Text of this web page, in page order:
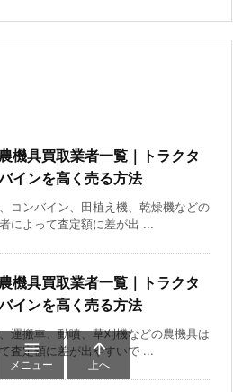
機具買取業者一覧｜トラクタ
インを高く売る方法
コンバイン、田植え機、乾燥機などの
によって査定額に差が出 ...
機具買取業者一覧｜トラクタ
インを高く売る方法
運搬車、動噴、草刈機などの農機具は
査定額に差が出やすいで ...

メニュー

上へ